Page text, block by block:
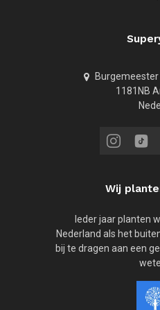
1181NB
Wij
Ieder jaar planten
Nederland als het
bij te dragen aan een